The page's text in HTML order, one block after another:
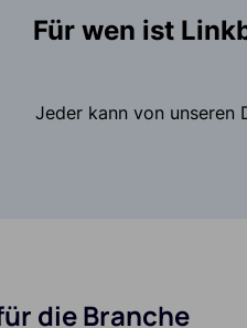
Für wen ist
Jeder kann von unseren
die Branche